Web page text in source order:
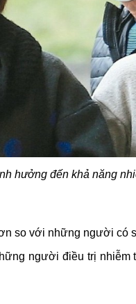
hưởng đến khả năng
so với những người có
người điều trị